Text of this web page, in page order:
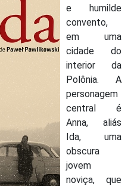
e humilde
convento,
em uma
cidade do
interior da
Polônia. A
personagem
central é
Anna, aliás
Ida, uma
obscura
jovem
noviça, que